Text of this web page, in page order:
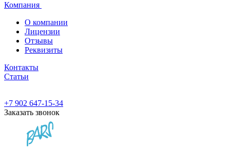
Компания
О компании
Лицензии
Отзывы
Реквизиты
Контакты
Статьи
+7 902 647-15-34
Заказать звонок